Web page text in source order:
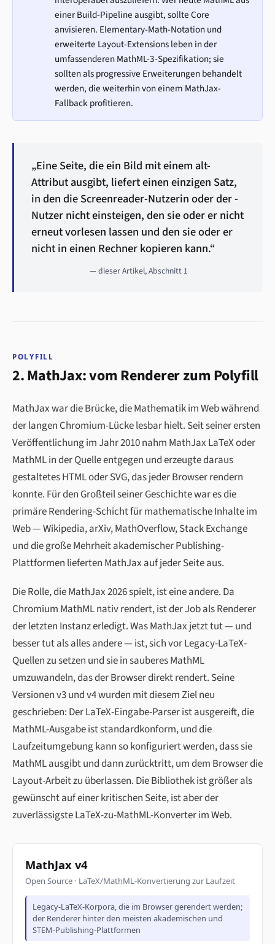
einer Build-Pipeline ausgibt, sollte Core
anvisieren. Elementary-Math-Notation und
erweiterte Layout-Extensions leben in der
umfassenderen MathML-3-Spezifikation; sie
sollten als progressive Erweiterungen behandelt
werden, die weiterhin von einem MathJax-
Fallback profitieren.
„Eine Seite, die ein Bild mit einem alt-
Attribut ausgibt, liefert einen einzigen Satz,
in den die Screenreader-Nutzerin oder der -
Nutzer nicht einsteigen, den sie oder er nicht
erneut vorlesen lassen und den sie oder er
nicht in einen Rechner kopieren kann.“
— dieser Artikel, Abschnitt 1
POLYFILL
2. MathJax: vom Renderer zum Polyfill
MathJax war die Brücke, die Mathematik im Web während
der langen Chromium-Lücke lesbar hielt. Seit seiner ersten
Veröffentlichung im Jahr 2010 nahm MathJax LaTeX oder
MathML in der Quelle entgegen und erzeugte daraus
gestaltetes HTML oder SVG, das jeder Browser rendern
konnte. Für den Großteil seiner Geschichte war es die
primäre Rendering-Schicht für mathematische Inhalte im
Web — Wikipedia, arXiv, MathOverflow, Stack Exchange
und die große Mehrheit akademischer Publishing-
Plattformen lieferten MathJax auf jeder Seite aus.
Die Rolle, die MathJax 2026 spielt, ist eine andere. Da
Chromium MathML nativ rendert, ist der Job als Renderer
der letzten Instanz erledigt. Was MathJax jetzt tut — und
besser tut als alles andere — ist, sich vor Legacy-LaTeX-
Quellen zu setzen und sie in sauberes MathML
umzuwandeln, das der Browser direkt rendert. Seine
Versionen v3 und v4 wurden mit diesem Ziel neu
geschrieben: Der LaTeX-Eingabe-Parser ist ausgereift, die
MathML-Ausgabe ist standardkonform, und die
Laufzeitumgebung kann so konfiguriert werden, dass sie
MathML ausgibt und dann zurücktritt, um dem Browser die
Layout-Arbeit zu überlassen. Die Bibliothek ist größer als
gewünscht auf einer kritischen Seite, ist aber der
zuverlässigste LaTeX-zu-MathML-Konverter im Web.
MathJax v4
Open Source · LaTeX/MathML-Konvertierung zur Laufzeit
Legacy-LaTeX-Korpora, die im Browser gerendert werden;
der Renderer hinter den meisten akademischen und
STEM-Publishing-Plattformen